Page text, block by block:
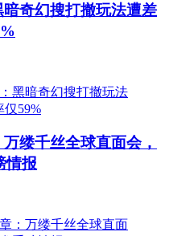
奇幻搜打撤玩法遭差
缕千丝全球直面会，
情报